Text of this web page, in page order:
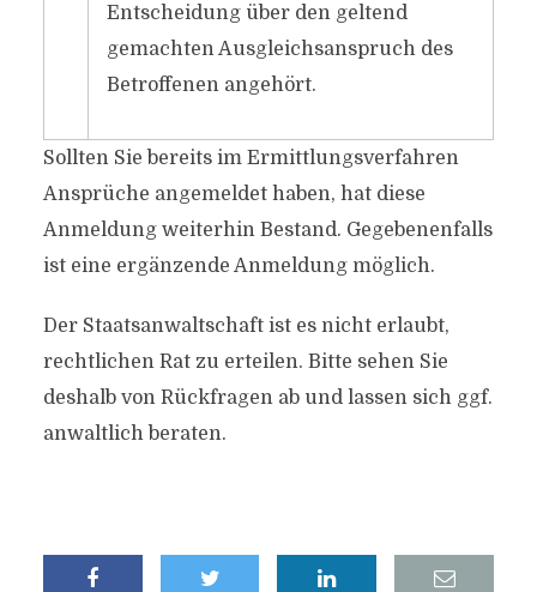
Entscheidung über den geltend
gemachten Ausgleichsanspruch des
Betroffenen angehört.
Sollten Sie bereits im Ermittlungsverfahren
Ansprüche angemeldet haben, hat diese
Anmeldung weiterhin Bestand. Gegebenenfalls
ist eine ergänzende Anmeldung möglich.
Der Staatsanwaltschaft ist es nicht erlaubt,
rechtlichen Rat zu erteilen. Bitte sehen Sie
deshalb von Rückfragen ab und lassen sich ggf.
anwaltlich beraten.